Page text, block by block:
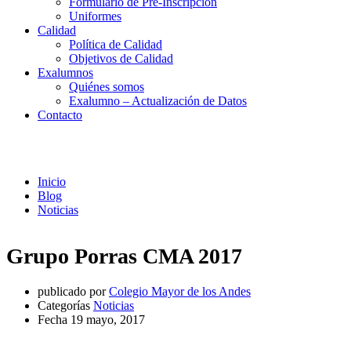
Uniformes
Calidad
Política de Calidad
Objetivos de Calidad
Exalumnos
Quiénes somos
Exalumno – Actualización de Datos
Contacto
Inicio
Blog
Noticias
Grupo Porras CMA 2017
publicado por Colegio Mayor de los Andes
Categorías Noticias
Fecha 19 mayo, 2017